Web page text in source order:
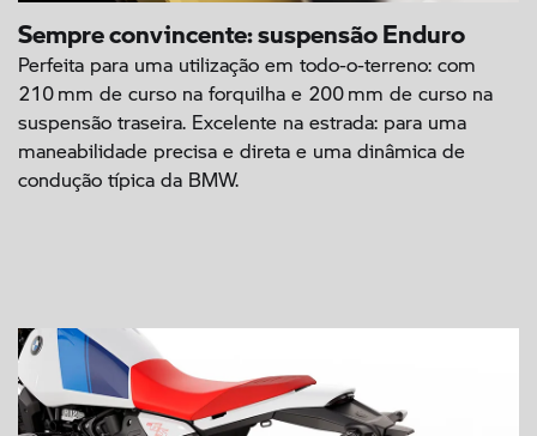
Sempre convincente: suspensão Enduro
Perfeita para uma utilização em todo-o-terreno: com
210 mm de curso na forquilha e 200 mm de curso na
suspensão traseira. Excelente na estrada: para uma
maneabilidade precisa e direta e uma dinâmica de
condução típica da BMW.